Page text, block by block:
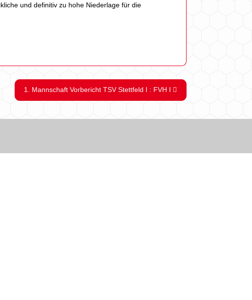
und definitiv zu hohe Niederlage für die
1. Mannschaft Vorbericht TSV Stettfeld I : FVH I